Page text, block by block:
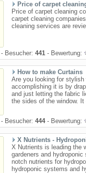
Price of carpet
Price of carpet cleaning
carpet cleaning
cleaning services are
- Besucher: 441 - Bewertung:
How to make Curtains
Are you looking for
accomplishing it is by
and just letting the fabric
the sides of the window. It
- Besucher: 444- Bewertung:
X Nutrients -
X Nutrients is leading the
gardeners and
notch nutrients for
hydroponic systems and